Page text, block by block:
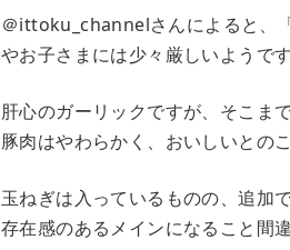
＠ittoku_channelさんによると、
やお子さまには少々厳しいようです
肝心のガーリックですが、そこま
豚肉はやわらかく、おいしいとのこ
玉ねぎは入っているものの、追加
存在感のあるメインになること間